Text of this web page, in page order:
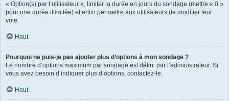
« Option(s) par l’utilisateur », limiter la durée en jours du sondage (mettre « 0 »
pour une durée illimitée) et enfin permettre aux utilisateurs de modifier leur
vote.
Haut
Pourquoi ne puis-je pas ajouter plus d’options à mon sondage ?
Le nombre d’options maximum par sondage est défini par l’administrateur. Si
vous avez besoin d’indiquer plus d’options, contactez-le.
Haut